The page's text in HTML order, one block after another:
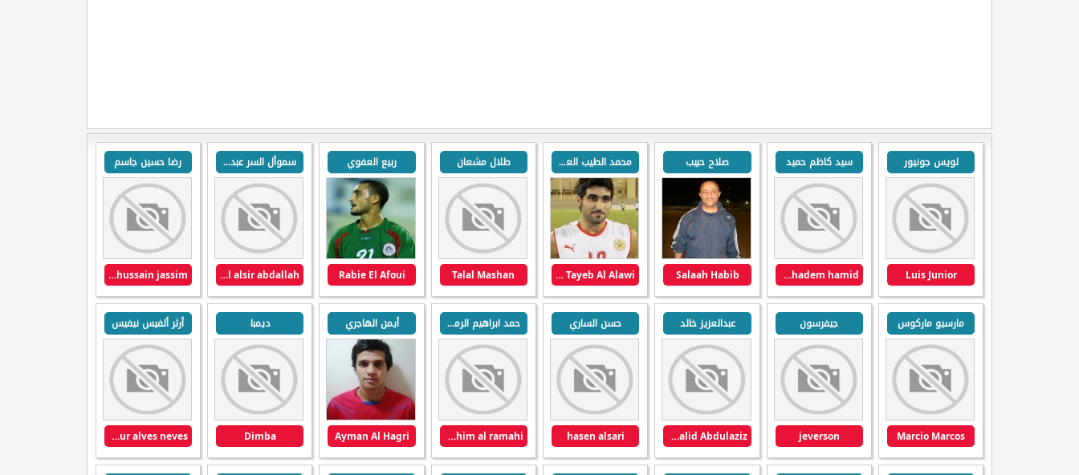
لويس جونيور
Luis Junior
سيد كاظم حميد
s.khadem hamid
صلاح حبيب
Salaah Habib
محمد الطيب العلوي
Mohamed Tayeb Al Alawi
طلال مشعان
Talal Mashan
ربيع العفوي
Rabie El Afoui
سموأل السر عبدالله
samawal alsir abdallah
رضا حسين جاسم
rada hussain jassim
مارسيو ماركوس
Marcio Marcos
جيفرسون
jeverson
عبدالعزيز خالد
Khalid Abdulaziz
حسن الساري
hasen alsari
حمد ابراهيم الرميحي
hamad ibrahim al ramahi
أيمن الهاجري
Ayman Al Hagri
ديمبا
Dimba
أرثر ألفيس نيفيس
arthur alves neves